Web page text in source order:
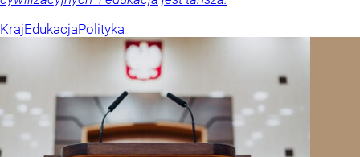
KrajEdukacjaPolityka